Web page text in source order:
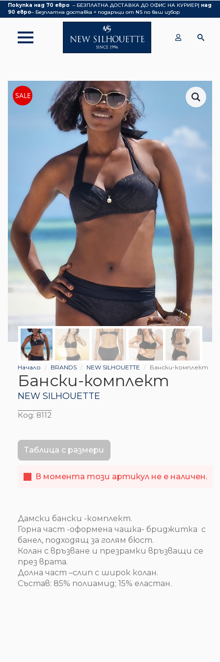
Покупка над 70 евро – БЕЗПЛАТНА ДОСТАВКА ДО ОФИС НА КУРИЕР| над
90 евро– Безплатна доставка + подаръци от NS по ваш избор
SALE
Начало BRANDS NEW SILHOUETTE Бански-комплект
Бански-комплект
NEW SILHOUETTE
Код: 8112
Таблица с размери
В момента този артикул не е наличен.
Дамски бански -комплект.
Горна част -оформена чашка- бриджитка с
банел, подходящ за голям бюст.
Колан с връзване и презрамки връзващи се
през врата.
Долна част –слип с широк колан.
Състав: 85% полиамид; 15% еластан.